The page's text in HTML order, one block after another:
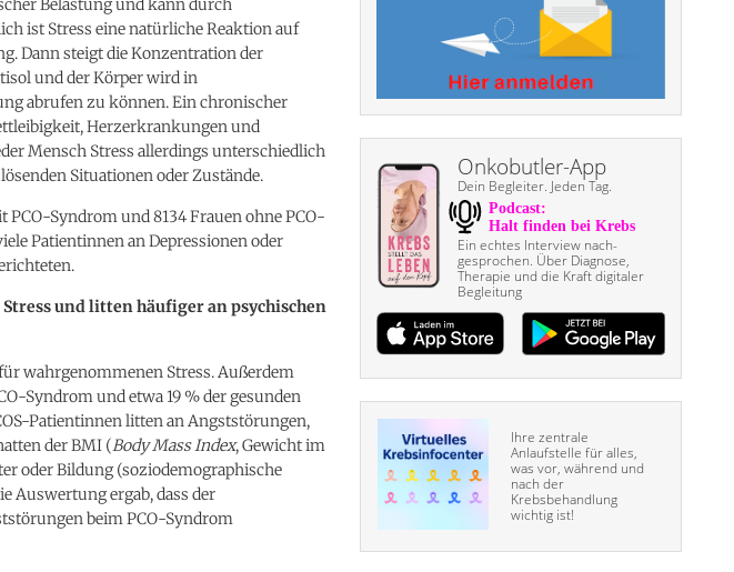
Belastung und kann durch
ist Stress eine natürliche Reaktion auf
Dann steigt die Konzentration der
und der Körper wird in
abrufen zu können. Ein chronischer
Herzerkrankungen und
Mensch Stress allerdings unterschiedlich
Situationen oder Zustände.
Syndrom und 8134 Frauen ohne PCO-
Patientinnen an Depressionen oder
und litten häufiger an psychischen
wahrgenommenen Stress. Außerdem
Syndrom und etwa 19 % der gesunden
Patientinnen litten an Angststörungen,
der BMI (Body Mass Index, Gewicht im
oder Bildung (soziodemographische
Auswertung ergab, dass der
beim PCO-Syndrom
Onkobutler-App
Dein Begleiter. Jeden Tag.
Ein echtes Interview nach­
gesprochen. Über Diagnose,
Therapie und die Kraft digitaler
Begleitung
Ihre zentrale
Anlaufstelle für alles,
was vor, während und
nach der
Krebsbehandlung
wichtig ist!